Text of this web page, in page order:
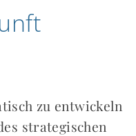
zu ent­wickeln
strate­gischen